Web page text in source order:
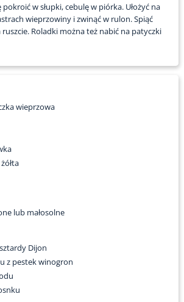
w słupki, cebulę w piórka. Ułożyć na
wieprzowiny i zwinąć w rulon. Spiąć
ruszcie. Roladki można też nabić na patyczki
wieprzowa
lub małosolne
Dijon
z pestek winogron